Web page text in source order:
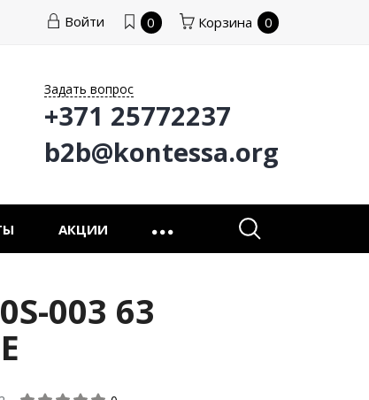
Войти 0 Корзина 0
Задать вопрос
+371 25772237
b2b@kontessa.org
АКЦИИ
003 63